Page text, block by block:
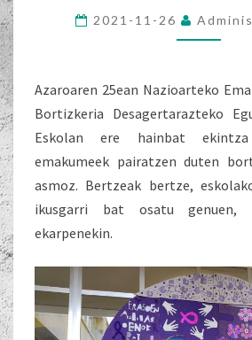
2021-11-26
Azaroaren 25ean Nazioarteko
Bortizkeria Desagertarazteko
Eskolan ere hainbat
emakumeek pairatzen duten
asmoz. Bertzeak bertze,
ikusgarri bat osatu genuen,
ekarpenekin.